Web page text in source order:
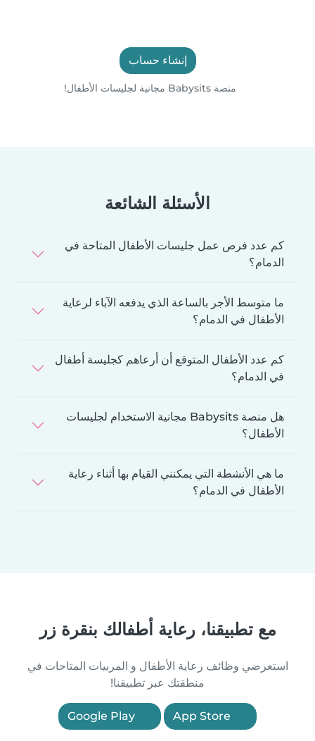
إنشاء حساب
منصة Babysits مجانية لجليسات الأطفال!
الأسئلة الشائعة
كم عدد فرص عمل جليسات الأطفال المتاحة في
الدمام؟
ما متوسط الأجر بالساعة الذي يدفعه الآباء لرعاية
الأطفال في الدمام؟
كم عدد الأطفال المتوقع أن أرعاهم كجليسة أطفال
في الدمام؟
هل منصة Babysits مجانية الاستخدام لجليسات
الأطفال؟
ما هي الأنشطة التي يمكنني القيام بها أثناء رعاية
الأطفال في الدمام؟
مع تطبيقنا، رعاية أطفالك بنقرة زر
استعرضي وظائف رعاية الأطفال و المربيات المتاحات في
منطقتك عبر تطبيقنا!